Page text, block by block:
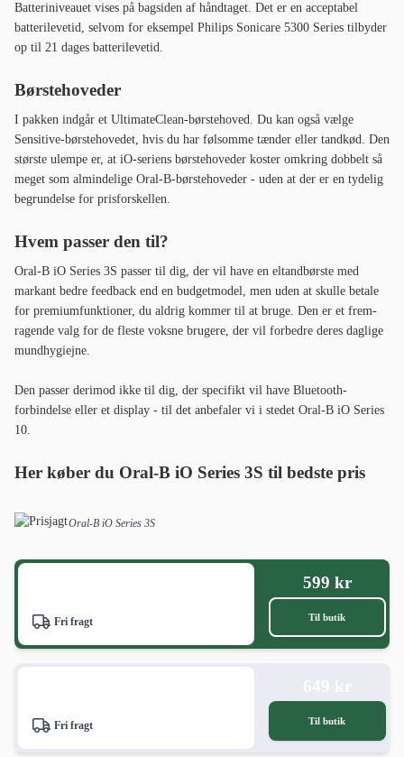
Batteriniveauet vises på bagsiden af håndtaget. Det er en acceptabel
batterilevetid, selvom for eksempel Philips Sonicare 5300 Series tilbyder
op til 21 dages batterilevetid.
Børstehoveder
I pakken indgår et UltimateClean-børstehoved. Du kan også vælge
Sensitive-børstehovedet, hvis du har følsomme tænder eller tandkød. Den
største ulempe er, at iO-seriens børstehoveder koster omkring dobbelt så
meget som almindelige Oral-B-børstehoveder - uden at der er en tydelig
begrundelse for prisforskellen.
Hvem passer den til?
Oral-B iO Series 3S passer til dig, der vil have en eltandbørste med
markant bedre feedback end en budgetmodel, men uden at skulle betale
for premiumfunktioner, du aldrig kommer til at bruge. Den er et frem­
ragende valg for de fleste voksne brugere, der vil forbedre deres daglige
mundhygiejne.
Den passer derimod ikke til dig, der specifikt vil have Bluetooth-
forbindelse eller et display - til det anbefaler vi i stedet Oral-B iO Series
10.
Her køber du Oral-B iO Series 3S til bedste pris
Oral-B iO Series 3S
Fri fragt
599 kr
Til butik
Fri fragt Til butik